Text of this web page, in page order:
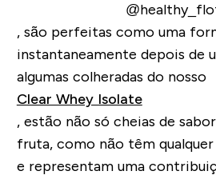
, são perfeitas como uma
instantaneamente depois de
algumas colheradas do nosso
Clear Whey Isolate
, estão não só cheias de
fruta, como não têm
e representam uma